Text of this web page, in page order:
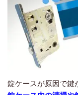
錠ケースが原因で鍵